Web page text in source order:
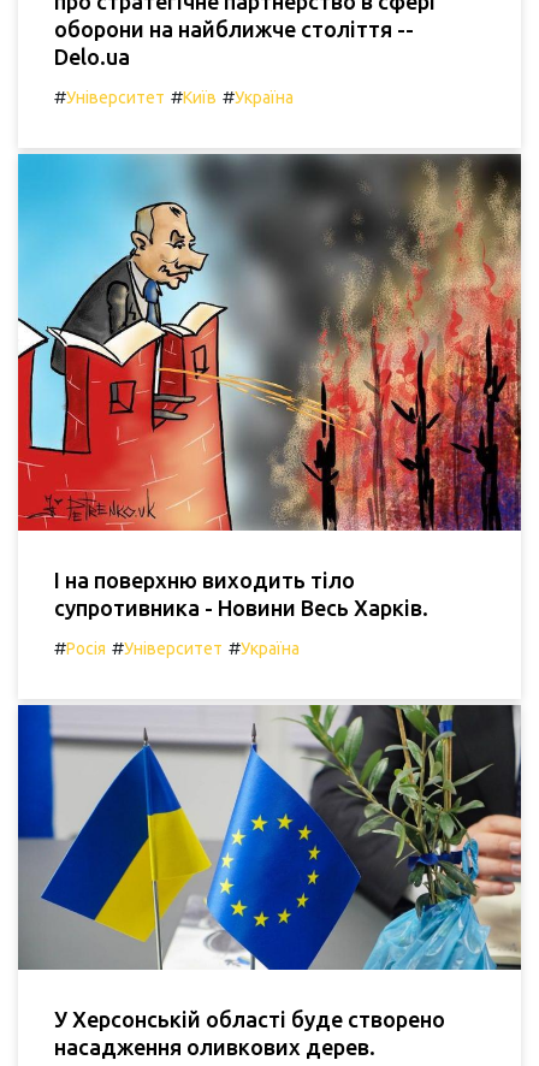
оборони на найближче століття --
Delo.ua
#Університет #Київ #Україна
І на поверхню виходить тіло
супротивника - Новини Весь Харків.
#Росія #Університет #Україна
У Херсонській області буде створено
насадження оливкових дерев.